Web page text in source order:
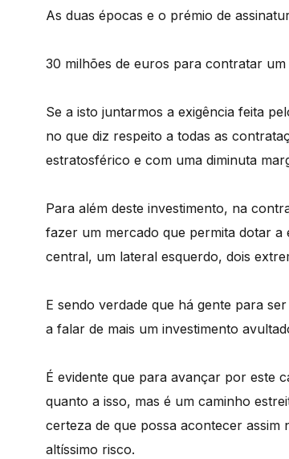
As duas épocas e o prémio de
30 milhões de euros para contratar
Se a isto juntarmos a exigência feita
no que diz respeito a todas as
estratosférico e com uma diminuta
Para além deste investimento, na
fazer um mercado que permita dotar a
central, um lateral esquerdo, dois
E sendo verdade que há gente para
a falar de mais um investimento
É evidente que para avançar por este
quanto a isso, mas é um caminho
certeza de que possa acontecer assim
altíssimo risco.